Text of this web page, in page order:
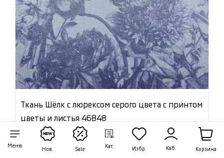
Меню
Нов. Sale
Кат. Избр. Каб. Корзина
Ткань Шёлк с люрексом серого цвета с принтом
цветы и листья 46848
3 420 ₽/м